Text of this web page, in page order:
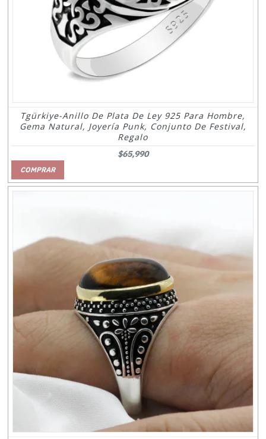
Tgürkiye-Anillo De Plata De Ley 925 Para Hombre,
Gema Natural, Joyería Punk, Conjunto De Festival,
Regalo
$65,990
COMPRAR